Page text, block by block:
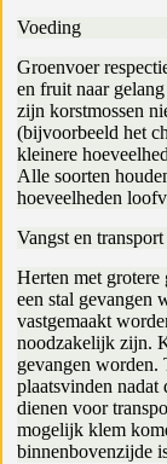
Voeding
Groenvoer
en fruit naar
zijn korstmossen
(bijvoorbeeld het
kleinere
Alle soorten
hoeveelheden
Vangst en transport
Herten met
een stal gevangen
vastgemaakt
noodzakelijk zijn.
gevangen worden.
plaatsvinden
dienen voor
mogelijk klem
binnenbovenzijde